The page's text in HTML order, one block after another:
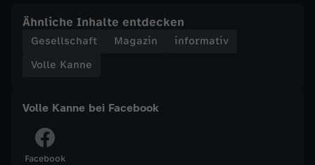
e
K
a
n
Ähnliche Inhalte entdecken
Gesellschaft Magazin
informativ
Volle Kanne
Volle Kanne bei Facebook
Facebook